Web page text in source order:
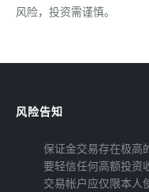
风险，投资需谨慎。
风险告知
保证金交易存在极高
要轻信任何高额投资
交易帐户应仅限本人